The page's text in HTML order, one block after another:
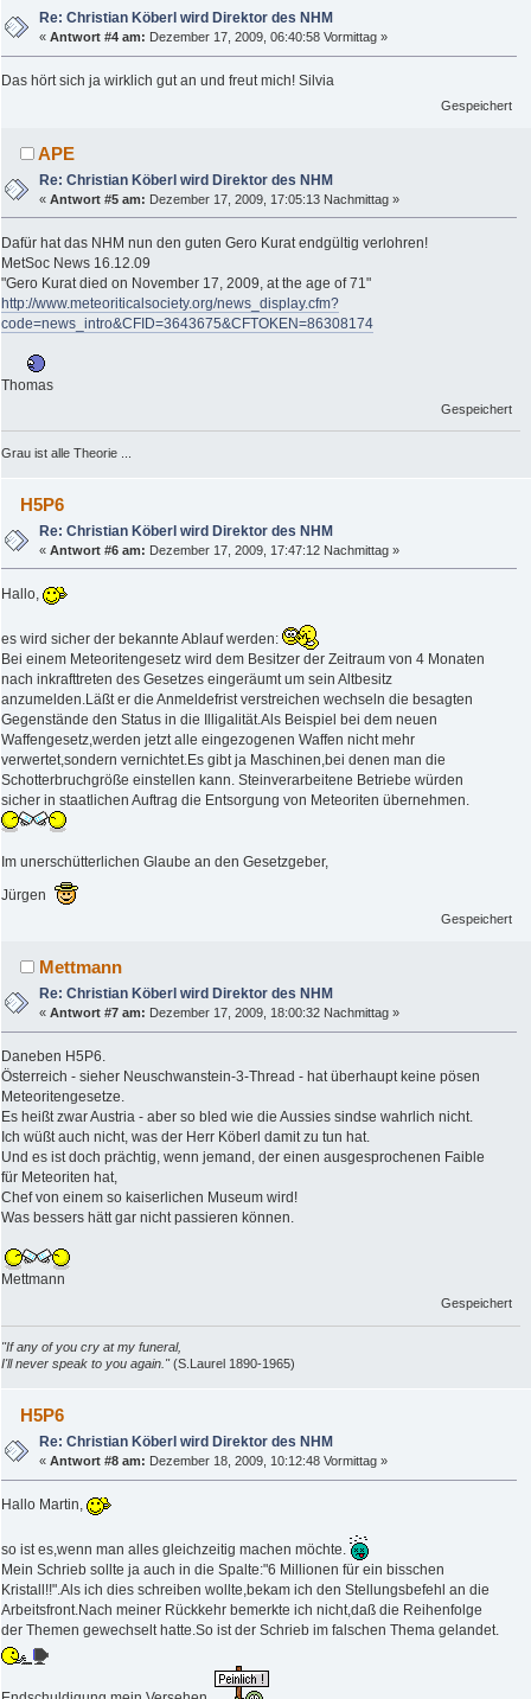
Re: Christian Köberl wird Direktor des NHM
«Antwort #4 am: Dezember 17, 2009, 06:40:58 Vormittag »
Das hört sich ja wirklich gut an und freut mich! Silvia
Gespeichert
APE
Re: Christian Köberl wird Direktor des NHM
«Antwort #5 am: Dezember 17, 2009, 17:05:13 Nachmittag »
Dafür hat das NHM nun den guten Gero Kurat endgültig verlohren!
MetSoc News 16.12.09
"Gero Kurat died on November 17, 2009, at the age of 71"
http://www.meteoriticalsociety.org/news_display.cfm?
code=news_intro&CFID=3643675&CFTOKEN=86308174
Thomas
Gespeichert
Grau ist alle Theorie ...
H5P6
Re: Christian Köberl wird Direktor des NHM
«Antwort #6 am: Dezember 17, 2009, 17:47:12 Nachmittag »
Hallo,
es wird sicher der bekannte Ablauf werden:
Bei einem Meteoritengesetz wird dem Besitzer der Zeitraum von 4 Monaten
nach inkrafttreten des Gesetzes eingeräumt um sein Altbesitz
anzumelden.Läßt er die Anmeldefrist verstreichen wechseln die besagten
Gegenstände den Status in die Illigalität.Als Beispiel bei dem neuen
Waffengesetz,werden jetzt alle eingezogenen Waffen nicht mehr
verwertet,sondern vernichtet.Es gibt ja Maschinen,bei denen man die
Schotterbruchgröße einstellen kann. Steinverarbeitene Betriebe würden
sicher in staatlichen Auftrag die Entsorgung von Meteoriten übernehmen.
Im unerschütterlichen Glaube an den Gesetzgeber,
Jürgen
Gespeichert
Mettmann
Re: Christian Köberl wird Direktor des NHM
«Antwort #7 am: Dezember 17, 2009, 18:00:32 Nachmittag »
Daneben H5P6.
Österreich - sieher Neuschwanstein-3-Thread - hat überhaupt keine pösen
Meteoritengesetze.
Es heißt zwar Austria - aber so bled wie die Aussies sindse wahrlich nicht.
Ich wüßt auch nicht, was der Herr Köberl damit zu tun hat.
Und es ist doch prächtig, wenn jemand, der einen ausgesprochenen Faible
für Meteoriten hat,
Chef von einem so kaiserlichen Museum wird!
Was bessers hätt gar nicht passieren können.
Mettmann
Gespeichert
"If any of you cry at my funeral,
I'll never speak to you again."(S.Laurel 1890-1965)
H5P6
Re: Christian Köberl wird Direktor des NHM
«Antwort #8 am: Dezember 18, 2009, 10:12:48 Vormittag »
Hallo Martin,
so ist es,wenn man alles gleichzeitig machen möchte.
Mein Schrieb sollte ja auch in die Spalte:"6 Millionen für ein bisschen
Kristall!!".Als ich dies schreiben wollte,bekam ich den Stellungsbefehl an die
Arbeitsfront.Nach meiner Rückkehr bemerkte ich nicht,daß die Reihenfolge
der Themen gewechselt hatte.So ist der Schrieb im falschen Thema gelandet.